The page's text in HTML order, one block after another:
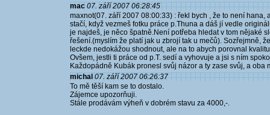
mac 07. září 2007 06:28:45
maxnot(07. září 2007 08:00:33) : řekl bych , že to není
stačí, když vezmeš fotku práce p.Thuna a dáš jí vedle
je najdeš, je něco špatně.Není potřeba hledat v tom nějaké
řešení.(myslím že platí jak u zbrojí tak u mečů). Sozřejmně,
leckde nedokážou shodnout, ale na to abych porovnal
Ovšem, jestli ti práce od p.T. sedí a vyhovuje a jsi s ním
Každopádně Kubák pronesl svůj názor a ty zase svůj, a
michal 07. září 2007 06:26:37
To mě těší kam se to dostalo.
Zájemce upozorňuji.
Stále prodávám výheň v dobrém stavu za 4000,-.